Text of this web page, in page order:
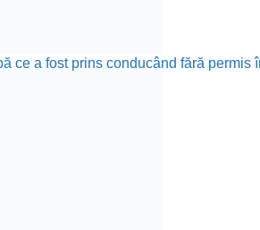
ce a fost prins conducând fără permis